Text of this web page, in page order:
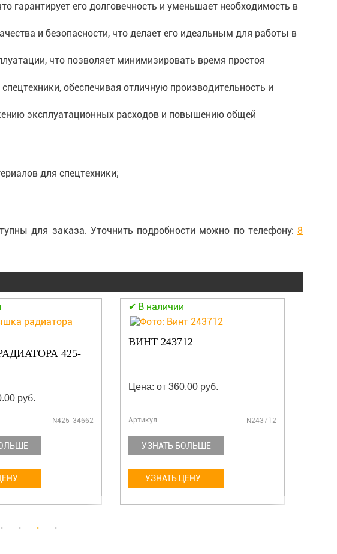
гарантирует его долговечность и уменьшает необходимость в
и безопасности, что делает его идеальным для работы в
что позволяет минимизировать время простоя
обеспечивая отличную производительность и
эксплуатационных расходов и повышению общей
для спецтехники;
для заказа. Уточнить подробности можно по телефону: 8
425-
руб.
N425-34662
В наличии
ВИНТ 243712
Цена: от 360.00 руб.
Артикул N243712
УЗНАТЬ БОЛЬШЕ
УЗНАТЬ ЦЕНУ